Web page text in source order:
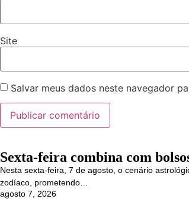
Site
Salvar meus dados neste navegador
Sexta-feira combina com
Nesta sexta-feira, 7 de agosto, o cenário
zodíaco, prometendo…
agosto 7, 2026